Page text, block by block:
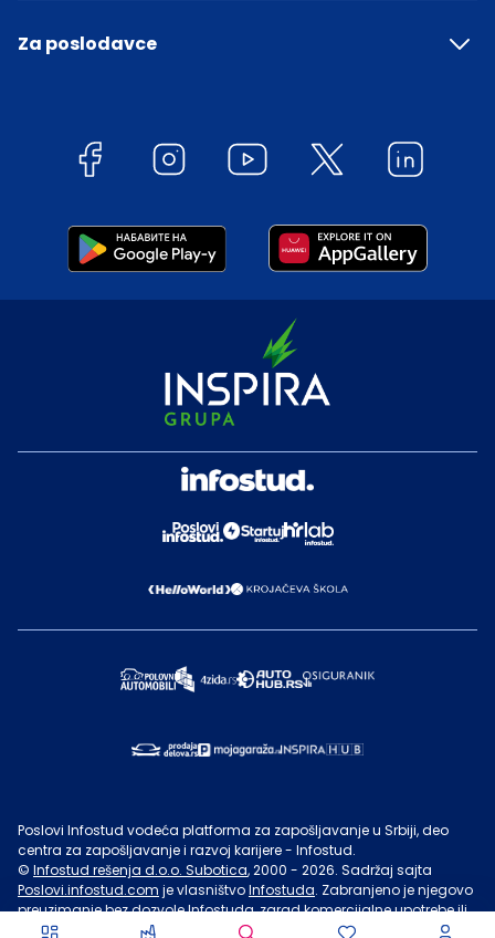
Za poslodavce
Poslovi Infostud vodeća platforma za zapošljavanje u Srbiji, deo
centra za zapošljavanje i razvoj karijere - Infostud.
© Infostud rešenja d.o.o. Subotica, 2000 - 2026. Sadržaj sajta
Poslovi.infostud.com je vlasništvoInfostuda. Zabranjeno je njegovo
preuzimanje bez dozvoleInfostuda, zarad komercijalne upotrebe ili
u druge svrhe, osim za lične potrebe posetilaca sajta.